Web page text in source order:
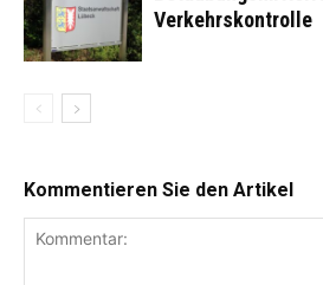
Verkehrskontrolle
Kommentieren Sie den Artikel